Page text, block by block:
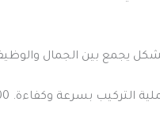
يجمع بين الجمال